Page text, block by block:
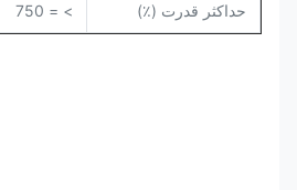
حداکثر قدرت (٪) > = 750